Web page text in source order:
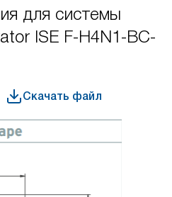
для системы
ISE F-H4N1-BC-
Скачать файл